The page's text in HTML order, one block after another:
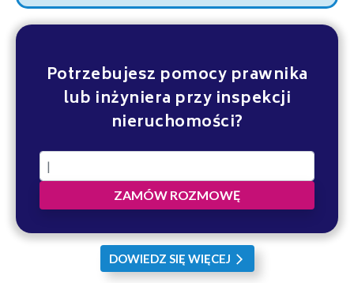
Potrzebujesz pomocy prawnika
lub inżyniera przy inspekcji
nieruchomości?
ZAMÓW ROZMOWĘ
DOWIEDZ SIĘ WIĘCEJ arrow_forward_ios